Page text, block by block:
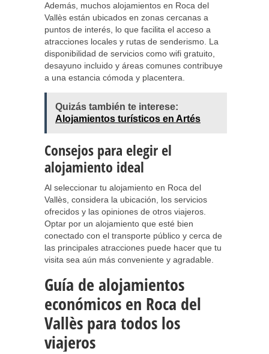
Además, muchos alojamientos en Roca del
Vallès están ubicados en zonas cercanas a
puntos de interés, lo que facilita el acceso a
atracciones locales y rutas de senderismo. La
disponibilidad de servicios como wifi gratuito,
desayuno incluido y áreas comunes contribuye
a una estancia cómoda y placentera.
Quizás también te interese:
Alojamientos turísticos en Artés
Consejos para elegir el
alojamiento ideal
Al seleccionar tu alojamiento en Roca del
Vallès, considera la ubicación, los servicios
ofrecidos y las opiniones de otros viajeros.
Optar por un alojamiento que esté bien
conectado con el transporte público y cerca de
las principales atracciones puede hacer que tu
visita sea aún más conveniente y agradable.
Guía de alojamientos
económicos en Roca del
Vallès para todos los
viajeros